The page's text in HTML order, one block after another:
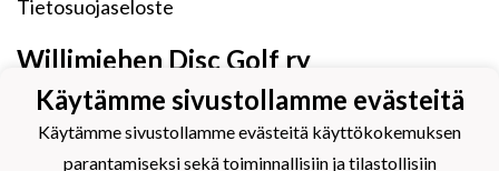
Tietosuojaseloste
Willimiehen Disc Golf ry
Eteläkarjalaista frisbeegolfia vuodesta 2010
Käytämme sivustollamme evästeitä
Käytämme sivustollamme evästeitä käyttökokemuksen
parantamiseksi sekä toiminnallisiin ja tilastollisiin